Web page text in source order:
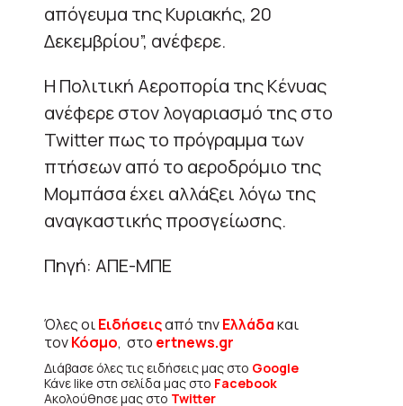
απόγευμα της Κυριακής, 20
Δεκεμβρίου”, ανέφερε.
Η Πολιτική Αεροπορία της Κένυας
ανέφερε στον λογαριασμό της στο
Twitter πως το πρόγραμμα των
πτήσεων από το αεροδρόμιο της
Μομπάσα έχει αλλάξει λόγω της
αναγκαστικής προσγείωσης.
Πηγή: ΑΠΕ-ΜΠΕ
Όλες οιΕιδήσειςαπό τηνΕλλάδακαι
τονΚόσμο, στο ertnews.gr
Διάβασε όλες τις ειδήσεις μας στο Google
Κάνε like στη σελίδα μας στο Facebook
Ακολούθησε μας στο Twitter